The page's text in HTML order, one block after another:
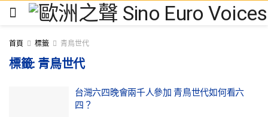
首頁 標籤 青鳥世代
標籤: 青鳥世代
台灣六四晚會兩千人參加 青鳥世代如何看六
四？